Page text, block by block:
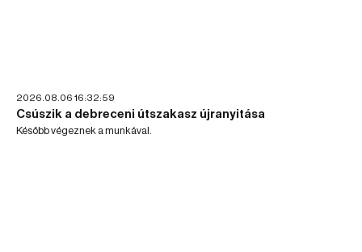
2026.08.06 16:32:59
Csúszik a debreceni útszakasz újranyitása
Később végeznek a munkával.